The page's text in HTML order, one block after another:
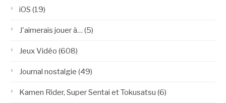
iOS (19)
J'aimerais jouer à… (5)
Jeux Vidéo (608)
Journal nostalgie (49)
Kamen Rider, Super Sentai et Tokusatsu (6)